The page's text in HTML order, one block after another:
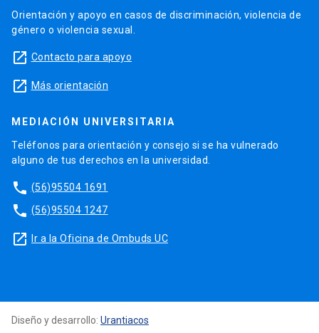
Orientación y apoyo en casos de discriminación, violencia de
género o violencia sexual.
launch Contacto para apoyo
launch Más orientación
MEDIACIÓN UNIVERSITARIA
Teléfonos para orientación y consejo si se ha vulnerado
alguno de tus derechos en la universidad.
phone (56)95504 1691
phone (56)95504 1247
launch Ir a la Oficina de Ombuds UC
Diseño y desarrollo: Urantiacos